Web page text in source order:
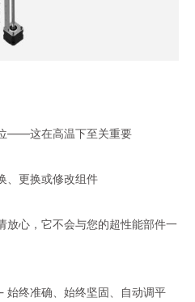
——这在高温下至关重要
、更换或修改组件
放心，它不会与您的超性能部件一
始终准确、始终坚固、自动调平